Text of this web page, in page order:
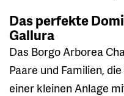
Das perfekte
Gallura
Das Borgo Arborea
Paare und Familien,
einer kleinen Anlage